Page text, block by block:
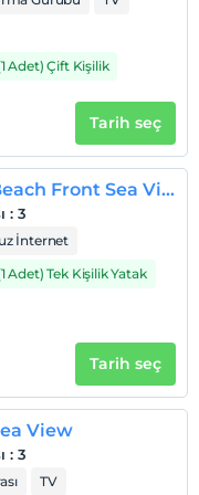
ücretsizdir
Adet) Çift Kişilik
Tarih seç
Standart Room Beach Front Sea View
: 3
İnternet
Adet) Tek Kişilik Yatak
Tarih seç
View
: 3
TV